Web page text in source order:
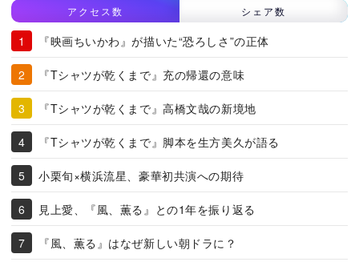
アクセス数 シェア数
『映画ちいかわ』が描いた“恐ろしさ”の正体
『Tシャツが乾くまで』充の帰還の意味
『Tシャツが乾くまで』高橋文哉の新境地
『Tシャツが乾くまで』脚本を生方美久が語る
小栗旬×横浜流星、豪華初共演への期待
見上愛、『風、薫る』との1年を振り返る
『風、薫る』はなぜ新しい朝ドラに？